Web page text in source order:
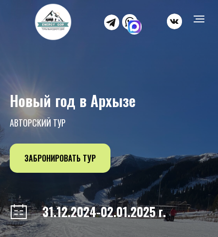
Новый год в Архызе
АВТОРСКИЙ ТУР
ЗАБРОНИРОВАТЬ ТУР
31.12.2024-02.01.2025 г.